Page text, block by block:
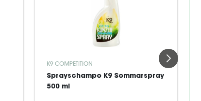
K9 COMPETITION
Sprayschampo K9 Sommarspray
500 ml